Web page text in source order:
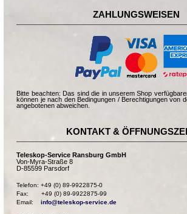
ZAHLUNGSWEISEN
Bitte beachten: Das sind die in unserem Shop
können je nach den Bedingungen / Berechtigungen von
angebotenen abweichen.
KONTAKT &
Teleskop-Service Ransburg GmbH
Von-Myra-Straße 8
D-85599 Parsdorf
Telefon: +49 (0) 89-9922875-0
Fax:       +49 (0) 89-9922875-99
Email: info@teleskop-service.de